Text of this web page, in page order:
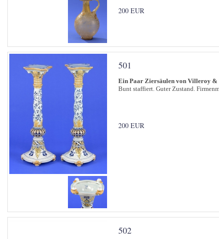
200 EUR
501
Ein Paar Ziersäulen von Villeroy &
Bunt staffiert. Guter Zustand.
200 EUR
502